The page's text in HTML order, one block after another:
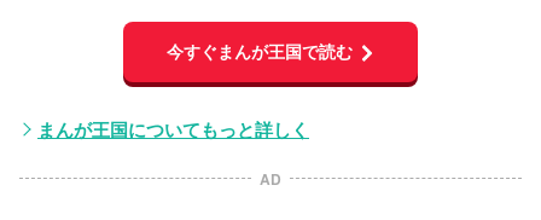
今すぐまんが王国で読む
まんが王国についてもっと詳しく
AD